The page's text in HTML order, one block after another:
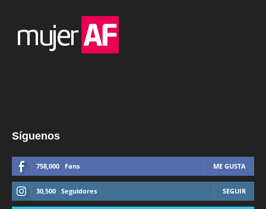
Síguenos
758,000 Fans ME GUSTA
30,500 Seguidores SEGUIR